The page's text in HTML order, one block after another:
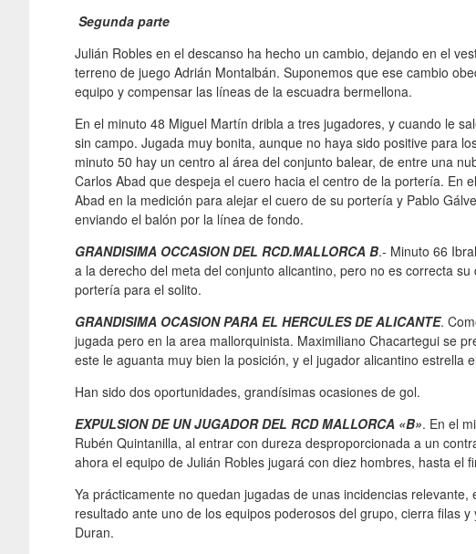
Segunda parte
Julián Robles en el descanso ha hecho un cambio, dejando en el
terreno de juego Adrián Montalbán. Suponemos que ese cambio
equipo y compensar las líneas de la escuadra bermellona.
En el minuto 48 Miguel Martín dribla a tres jugadores, y cuando le
sin campo. Jugada muy bonita, aunque no haya sido positive para
minuto 50 hay un centro al área del conjunto balear, de entre una
Carlos Abad que despeja el cuero hacia el centro de la portería. En
Abad en la medición para alejar el cuero de su portería y Pablo
enviando el balón por la línea de fondo.
GRANDISIMA OCCASION DEL RCD.MALLORCA B.- Minuto 66
a la derecho del meta del conjunto alicantino, pero no es correcta
portería para el solito.
GRANDISIMA OCASION PARA EL HERCULES DE ALICANTE.
jugada pero en la area mallorquinista. Maximiliano Chacartegui se
este le aguanta muy bien la posición, y el jugador alicantino estrella
Han sido dos oportunidades, grandísimas ocasiones de gol.
EXPULSION DE UN JUGADOR DEL RCD MALLORCA «B». En el
Rubén Quintanilla, al entrar con dureza desproporcionada a un
ahora el equipo de Julián Robles jugará con diez hombres, hasta el
Ya prácticamente no quedan jugadas de unas incidencias
resultado ante uno de los equipos poderosos del grupo, cierra filas
Duran.